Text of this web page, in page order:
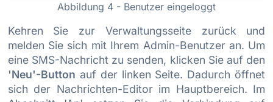
Abbildung 4 - Benutzer eingeloggt
Kehren Sie zur Verwaltungsseite zurück und
melden Sie sich mit Ihrem Admin-Benutzer an. Um
eine SMS-Nachricht zu senden, klicken Sie auf den
'Neu'-Button auf der linken Seite. Dadurch öffnet
sich der Nachrichten-Editor im Hauptbereich. Im